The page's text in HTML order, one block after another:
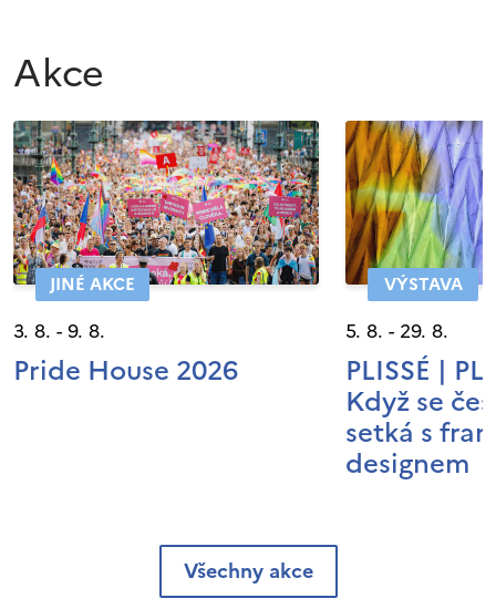
Akce
JINÉ AKCE
3. 8. - 9. 8.
Pride House 2026
VÝSTAVA
5. 8. - 29. 8.
PLISSÉ |
Když se
setká s
designem
Všechny akce